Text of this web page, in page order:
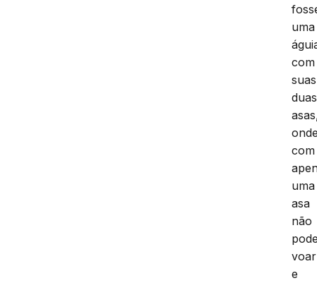
uma
com
suas
duas
com
uma
asa
não
voar
e